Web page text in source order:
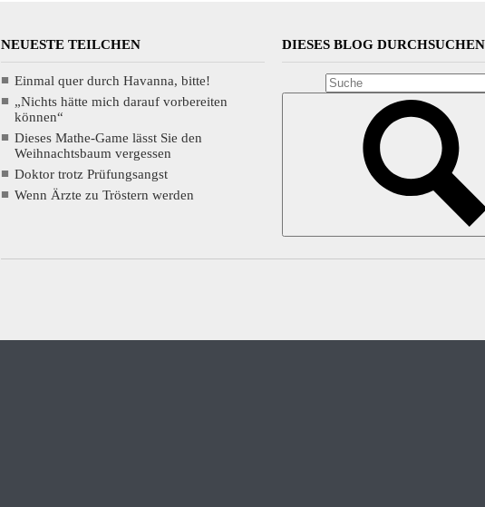
NEUESTE TEILCHEN
Einmal quer durch Havanna, bitte!
„Nichts hätte mich darauf vorbereiten
können“
Dieses Mathe-Game lässt Sie den
Weihnachtsbaum vergessen
Doktor trotz Prüfungsangst
Wenn Ärzte zu Tröstern werden
DIESES BLOG DURCHSUCHEN